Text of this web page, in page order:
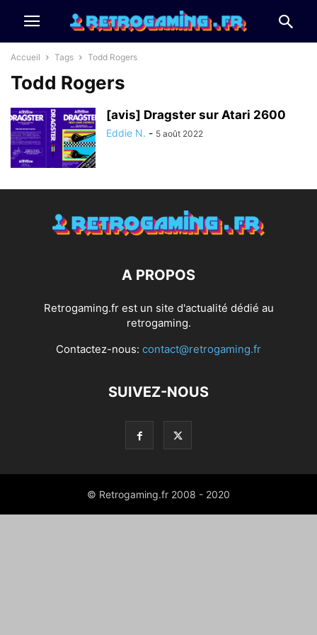
Accueil Tags Todd Rogers
Todd Rogers
[avis] Dragster sur Atari 2600
Eddie N. - 5 août 2022
A PROPOS
Retrogaming.fr est un site d'actualité dédié au
retrogaming.
Contactez-nous: contact@retrogaming.fr
SUIVEZ-NOUS
© Retrogaming.fr 2008 - 2020